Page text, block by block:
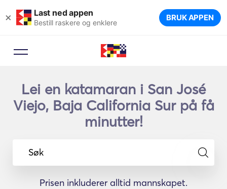
× Last ned appen
Bestill raskere og enklere BRUK APPEN
Lei en katamaran i San José
Viejo, Baja California Sur på få
minutter!
Søk
Prisen inkluderer alltid mannskapet.